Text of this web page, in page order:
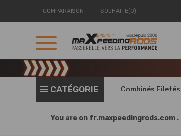
COMPARAISON SOUHAITE(0)
CATÉGORIE Combinés Filetés
You are on fr.maxpeedingrods.com .